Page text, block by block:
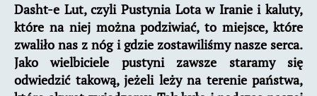
Dasht-e Lut, czyli Pustynia Lota w Iranie i kaluty,
które na niej można podziwiać, to miejsce, które
zwaliło nas z nóg i gdzie zostawiliśmy nasze serca.
Jako wielbiciele pustyni zawsze staramy się
odwiedzić takową, jeżeli leży na terenie państwa,